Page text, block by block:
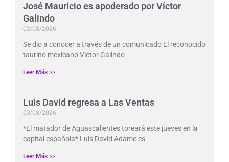
José Mauricio es apoderado por Víctor
Galindo
03/08/2026
Se dio a conocer a través de un comunicado El reconocido
taurino mexicano Víctor Galindo
Leer Más >>
Luis David regresa a Las Ventas
03/08/2026
*El matador de Aguascalientes toreará este jueves en la
capital española* Luis David Adame es
Leer Más >>